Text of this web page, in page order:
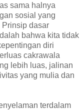
sama halnya
sosial yang
Prinsip dasar
bahwa kita tidak
diri
cakrawala
lebih luas, jalinan
yang mulia dan
terdalam